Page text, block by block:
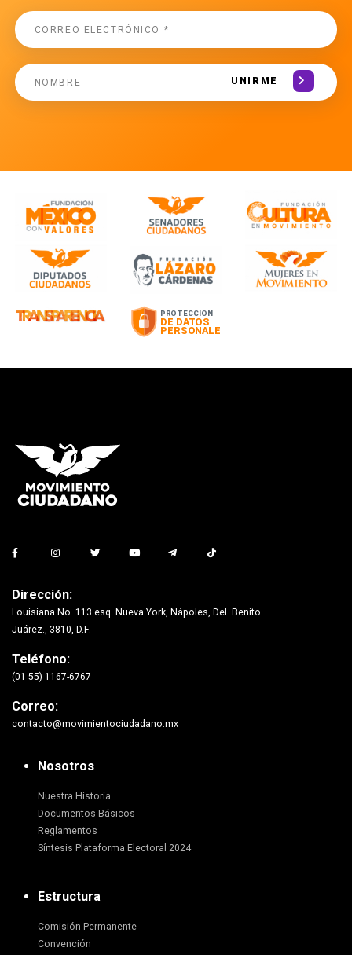
UNIRME
Dirección:
Louisiana No. 113 esq. Nueva York, Nápoles, Del. Benito
Juárez., 3810, D.F.
Teléfono:
(01 55) 1167-6767
Correo:
contacto@movimientociudadano.mx
Nosotros
Nuestra Historia
Documentos Básicos
Reglamentos
Síntesis Plataforma Electoral 2024
Estructura
Comisión Permanente
Convención